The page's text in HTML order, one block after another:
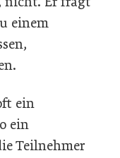
einem
ein
ein
Teilnehmer